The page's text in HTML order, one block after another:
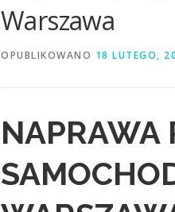
Warszawa
OPUBLIKOWANO 18 LUTEGO,
NAPRAWA